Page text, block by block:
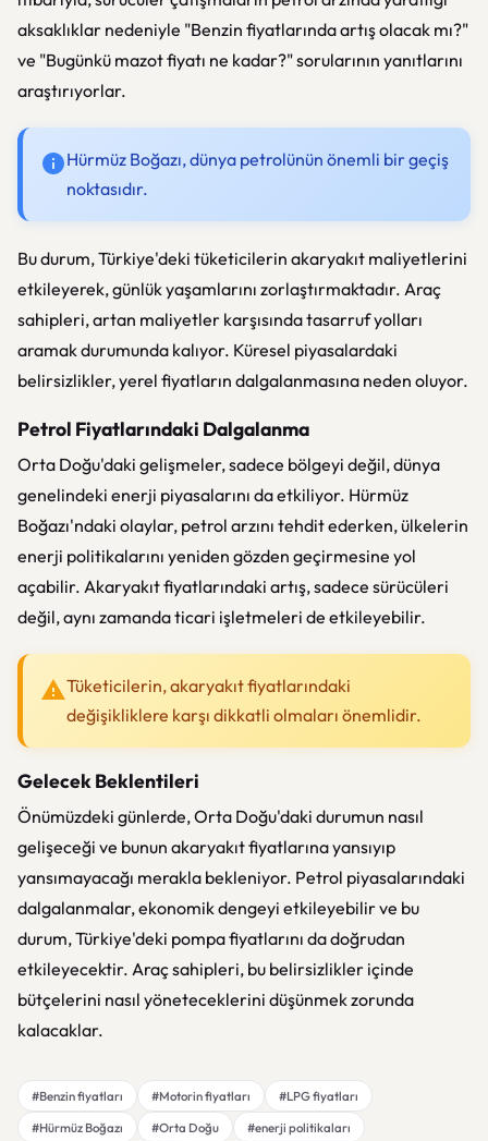
aksaklıklar nedeniyle "Benzin fiyatlarında artış olacak mı?"
ve "Bugünkü mazot fiyatı ne kadar?" sorularının yanıtlarını
araştırıyorlar.
Hürmüz Boğazı, dünya petrolünün önemli bir geçiş
noktasıdır.
Bu durum, Türkiye'deki tüketicilerin akaryakıt maliyetlerini
etkileyerek, günlük yaşamlarını zorlaştırmaktadır. Araç
sahipleri, artan maliyetler karşısında tasarruf yolları
aramak durumunda kalıyor. Küresel piyasalardaki
belirsizlikler, yerel fiyatların dalgalanmasına neden oluyor.
Petrol Fiyatlarındaki Dalgalanma
Orta Doğu'daki gelişmeler, sadece bölgeyi değil, dünya
genelindeki enerji piyasalarını da etkiliyor. Hürmüz
Boğazı'ndaki olaylar, petrol arzını tehdit ederken, ülkelerin
enerji politikalarını yeniden gözden geçirmesine yol
açabilir. Akaryakıt fiyatlarındaki artış, sadece sürücüleri
değil, aynı zamanda ticari işletmeleri de etkileyebilir.
Tüketicilerin, akaryakıt fiyatlarındaki
değişikliklere karşı dikkatli olmaları önemlidir.
Gelecek Beklentileri
Önümüzdeki günlerde, Orta Doğu'daki durumun nasıl
gelişeceği ve bunun akaryakıt fiyatlarına yansıyıp
yansımayacağı merakla bekleniyor. Petrol piyasalarındaki
dalgalanmalar, ekonomik dengeyi etkileyebilir ve bu
durum, Türkiye'deki pompa fiyatlarını da doğrudan
etkileyecektir. Araç sahipleri, bu belirsizlikler içinde
bütçelerini nasıl yöneteceklerini düşünmek zorunda
kalacaklar.
#Benzin fiyatları #Motorin fiyatları
#LPG fiyatları
#Hürmüz Boğazı
#Orta Doğu
#enerji politikaları